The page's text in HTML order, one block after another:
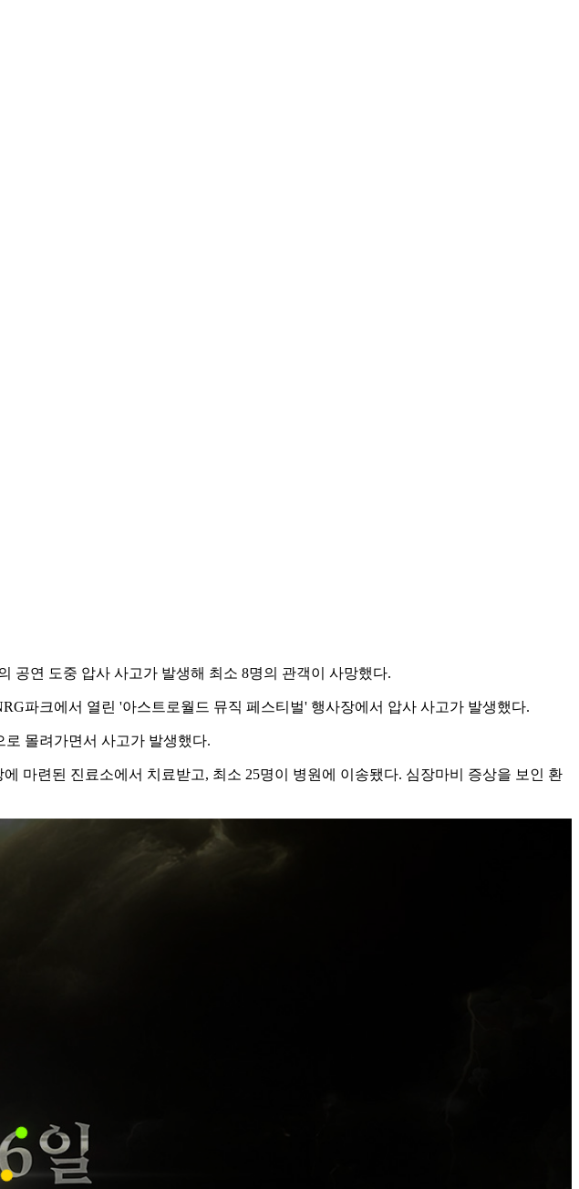
공연 도중 압사 사고가 발생해 최소 8명의 관객이 사망했다.
파크에서 열린 '아스트로월드 뮤직 페스티벌' 행사장에서 압사 사고가 발생했다.
몰려가면서 사고가 발생했다.
마련된 진료소에서 치료받고, 최소 25명이 병원에 이송됐다. 심장마비 증상을 보인 환